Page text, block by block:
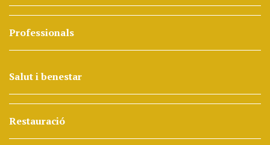
Professionals
Salut i benestar
Restauració